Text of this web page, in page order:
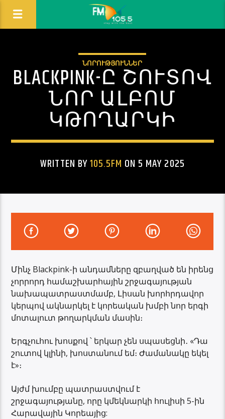
ՆՈՐՈՒԹՅՈՒՆՆԵՐ
BLACKPINK-Ը ՇՈՒՏՈՎ
ՆՈՐ ԱԼԲՈՄ
ԿԹՈՂԱՐԿԻ
WRITTEN BY105.5FM ON 5 MAY 2025
Մինչ Blackpink-ի անդամները զբաղված են իրենց
չորրորդ համաշխարհային շրջագայության
նախապատրաստմամբ, Լիսան խորհրդավոր
կերպով ակնարկել է կորեական խմբի նոր երգի
մոտալուտ թողարկման մասին։
Երգչուհու խոսքով ՝ երկար չեն սպասեցնի․ «Դա
շուտով կլինի, խոստանում եմ։ Ժամանակը եկել
է»։
Այժմ խումբը պատրաստվում է
շրջագայությանը, որը կմեկնարկի հուլիսի 5-ին
Հարավային Կորեայից: